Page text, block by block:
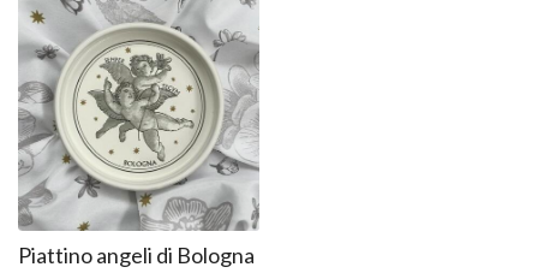
Piattino angeli di Bologna